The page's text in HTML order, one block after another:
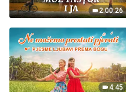
2:00:26
4:45